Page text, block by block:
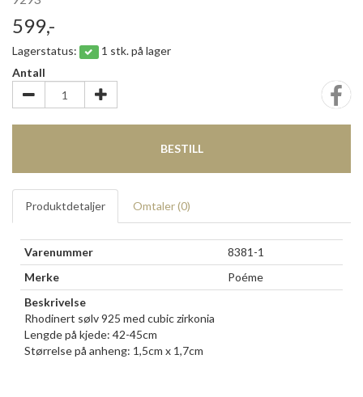
599,-
Lagerstatus:
1 stk. på lager
Antall
BESTILL
Produktdetaljer Omtaler (0)
Varenummer
8381-1
Merke
Poéme
Beskrivelse
Rhodinert sølv 925 med cubic zirkonia
Lengde på kjede: 42-45cm
Størrelse på anheng: 1,5cm x 1,7cm